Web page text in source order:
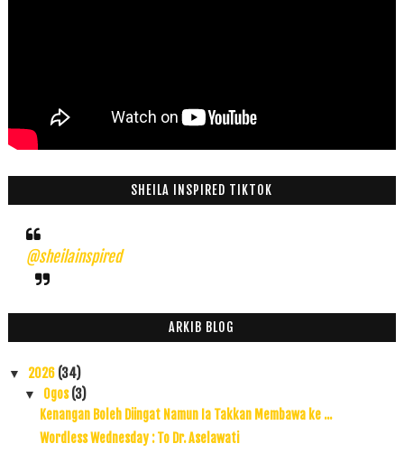
SHEILA INSPIRED TIKTOK
@sheilainspired
ARKIB BLOG
▼ 2026 (34)
▼ Ogos(3)
Kenangan Boleh Diingat Namun Ia Takkan Membawa ke ...
Wordless Wednesday : To Dr. Aselawati